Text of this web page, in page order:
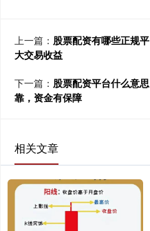
上一篇： 股票配资有哪些正规
大交易收益
下一篇： 股票配资平台什么意
靠，资金有保障
相关文章